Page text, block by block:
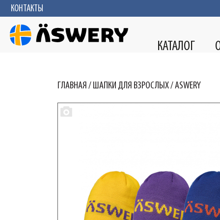
КОНТАКТЫ
КАТАЛОГ
ГЛАВНАЯ / ШАПКИ ДЛЯ ВЗРОСЛЫХ/ ASWERY